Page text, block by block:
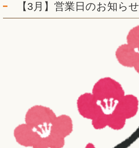
【3月】営業日のお知らせ